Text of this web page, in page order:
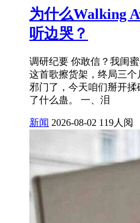
为什么Walking
听边哭？
调研纪要 你敢信？我闺
这首歌擦货架，终局三
邪门了，今天咱们掰开
了什么蛊。 一、泪
新闻 2026-08-02 119人阅